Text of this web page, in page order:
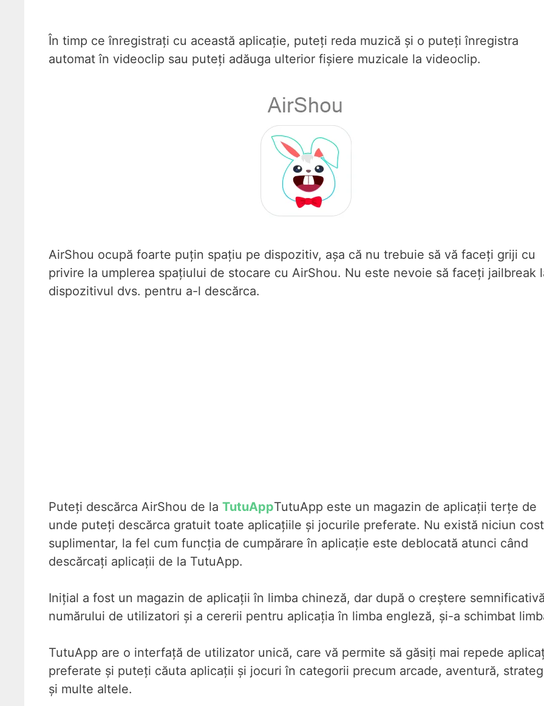
În timp ce înregistrați cu această aplicație, puteți reda muzică și o puteți înregistra
automat în videoclip sau puteți adăuga ulterior fișiere muzicale la videoclip.
AirShou ocupă foarte puțin spațiu pe dispozitiv, așa că nu trebuie să vă faceți griji cu
privire la umplerea spațiului de stocare cu AirShou. Nu este nevoie să faceți jailbreak
dispozitivul dvs. pentru a-l descărca.
Puteți descărca AirShou de la TutuAppTutuApp este un magazin de aplicații terțe de
unde puteți descărca gratuit toate aplicațiile și jocurile preferate. Nu există niciun cost
suplimentar, la fel cum funcția de cumpărare în aplicație este deblocată atunci când
descărcați aplicații de la TutuApp.
Inițial a fost un magazin de aplicații în limba chineză, dar după o creștere
numărului de utilizatori și a cererii pentru aplicația în limba engleză, și-a schimbat
TutuApp are o interfață de utilizator unică, care vă permite să găsiți mai repede
preferate și puteți căuta aplicații și jocuri în categorii precum arcade, aventură,
și multe altele.